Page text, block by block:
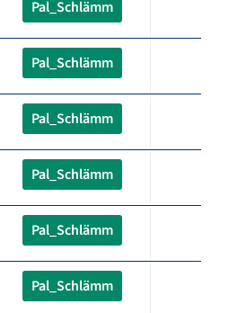
Pal_Schlämm
Pal_Schlämm
Pal_Schlämm
Pal_Schlämm
Pal_Schlämm
Pal_Schlämm